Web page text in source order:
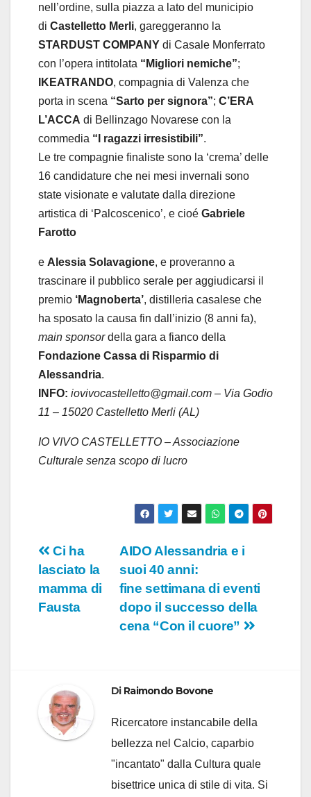
nell’ordine, sulla piazza a lato del municipio
di Castelletto Merli, gareggeranno la
STARDUST COMPANY di Casale Monferrato
con l’opera intitolata “Migliori nemiche”;
IKEATRANDO, compagnia di Valenza che
porta in scena “Sarto per signora”; C’ERA
L’ACCA di Bellinzago Novarese con la
commedia “I ragazzi irresistibili”.
Le tre compagnie finaliste sono la ‘crema’ delle
16 candidature che nei mesi invernali sono
state visionate e valutate dalla direzione
artistica di ‘Palcoscenico’, e cioé Gabriele
Farotto
e Alessia Solavagione, e proveranno a
trascinare il pubblico serale per aggiudicarsi il
premio ‘Magnoberta’, distilleria casalese che
ha sposato la causa fin dall’inizio (8 anni fa),
main sponsordella gara a fianco della
Fondazione Cassa di Risparmio di
Alessandria.
INFO: iovivocastelletto@gmail.com – Via Godio
11 – 15020 Castelletto Merli (AL)
IO VIVO CASTELLETTO – Associazione
Culturale senza scopo di lucro
Navigazione
articoli
AIDO Alessandria e i
suoi 40 anni:
fine settimana di eventi
dopo il successo della
cena “Con il cuore”
Ci ha
lasciato la
mamma di
Fausta
Di Raimondo Bovone
Ricercatore instancabile della
bellezza nel Calcio, caparbio
"incantato" dalla Cultura quale
bisettrice unica di stile di vita. Si